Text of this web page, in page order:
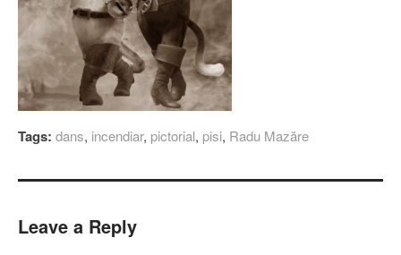
Tags: dans, incendiar, pictorial, pisi, Radu Mazăre
Leave a Reply